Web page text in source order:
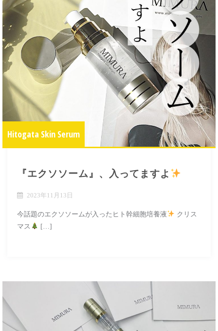
Hitogata Skin Serum
『エクソソーム』、入ってますよ
2023年11月13日
今話題のエクソソームが入ったヒト幹細胞培養液
クリス
マス
[…]